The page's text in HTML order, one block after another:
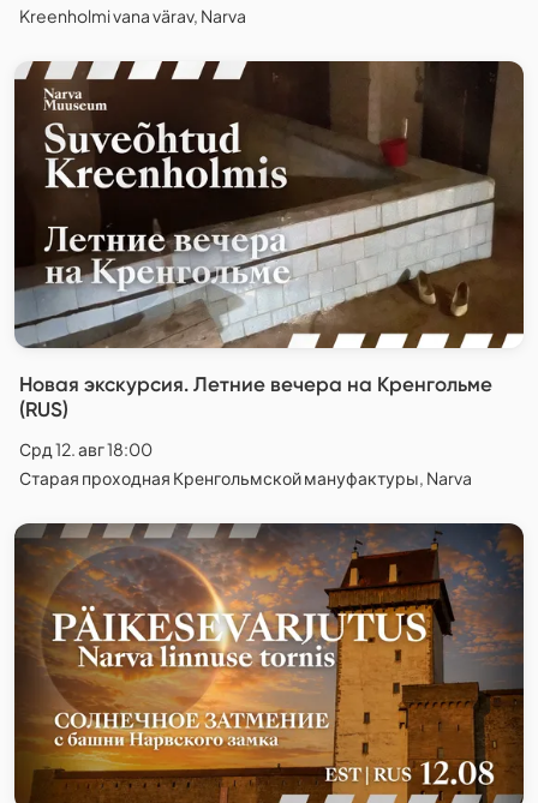
Kreenholmi vana värav, Narva
Новая экскурсия. Летние вечера на Кренгольме
(RUS)
Срд 12. авг 18:00
Старая проходная Кренгольмской мануфактуры, Narva